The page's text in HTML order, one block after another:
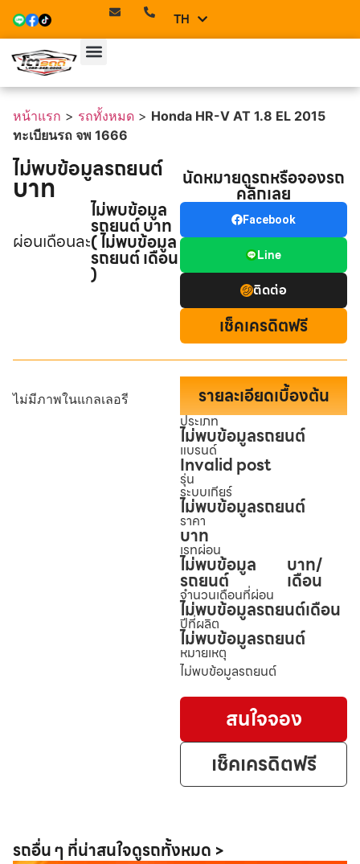
TH
EN
หน้าแรก > รถทั้งหมด > Honda HR-V AT 1.8 EL 2015
ทะเบียนรถ จพ 1666
ไม่พบข้อมูลรถยนต์
บาท
ผ่อนเดือนละ
ไม่พบข้อมูล
รถยนต์ บาท
( ไม่พบข้อมูล
รถยนต์ เดือน
)
นัดหมายดูรถหรือจองรถ
คลิกเลย
Facebook
Line
ติดต่อ
เช็คเครดิตฟรี
ไม่มีภาพในแกลเลอรี รายละเอียดเบื้องต้น
ประเภท
ไม่พบข้อมูลรถยนต์
แบรนด์
Invalid post
รุ่น
ระบบเกียร์
ไม่พบข้อมูลรถยนต์
ราคา
บาท
เรทผ่อน
ไม่พบข้อมูล
รถยนต์
บาท/
เดือน
จำนวนเดือนที่ผ่อน
ไม่พบข้อมูลรถยนต์เดือน
ปีที่ผลิต
ไม่พบข้อมูลรถยนต์
หมายเหตุ
ไม่พบข้อมูลรถยนต์
สนใจจอง
เช็คเครดิตฟรี
รถอื่น ๆ ที่น่าสนใจดูรถทั้งหมด >